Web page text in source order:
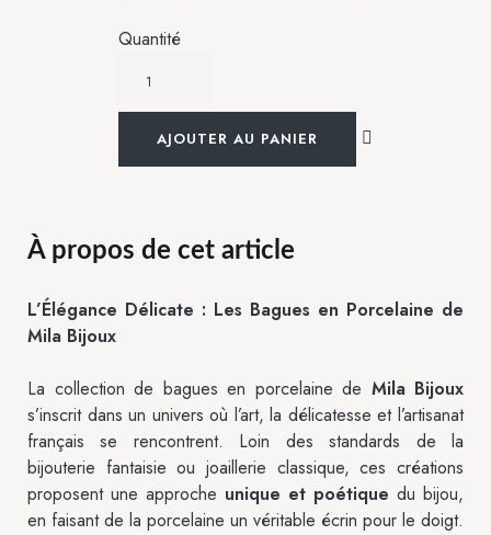
Quantité
AJOUTER AU PANIER
À propos de cet article
L’Élégance Délicate : Les Bagues en Porcelaine de
Mila Bijoux
La collection de bagues en porcelaine de Mila Bijoux
s’inscrit dans un univers où l’art, la délicatesse et l’artisanat
français se rencontrent. Loin des standards de la
bijouterie fantaisie ou joaillerie classique, ces créations
proposent une approche unique et poétique du bijou,
en faisant de la porcelaine un véritable écrin pour le doigt.